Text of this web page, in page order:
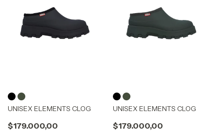
UNISEX ELEMENTS CLOG
$179.000,00
UNISEX ELEMENTS CLOG
$179.000,00